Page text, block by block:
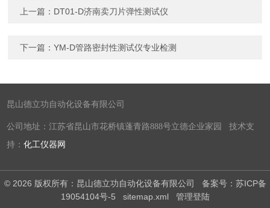
上一篇： DT01-D济南卖刀片弹性测试仪
下一篇：YM-D管路密封性测试仪专业检测
昆山德立功自动化设备有限公司
公司地址：江苏省昆山市花桥镇蓬青路888号立德企业家园 技术支
持：化工仪器网
© 2026 版权所有：昆山德立功自动化设备有限公司 备案号：苏ICP备
19054104号-5
sitemap.xml 管理登陆